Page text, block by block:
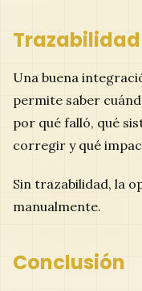
Trazabilidad
Una buena
permite saber
por qué falló, qué
corregir y qué
Sin trazabilidad, la
manualmente.
Conclusión